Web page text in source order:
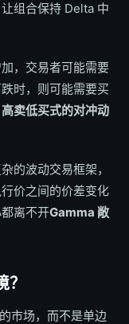
组合保持 Delta 中
，交易者可能需要
时，则可能需要买
卖低买式的对冲动
的波动交易框架，
价之间的价差变化
离不开Gamma 敞
的市场，而不是单边